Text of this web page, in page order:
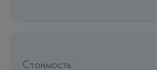
Стоимость: